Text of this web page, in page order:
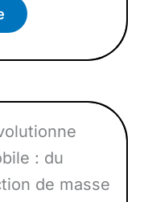
: du
de masse